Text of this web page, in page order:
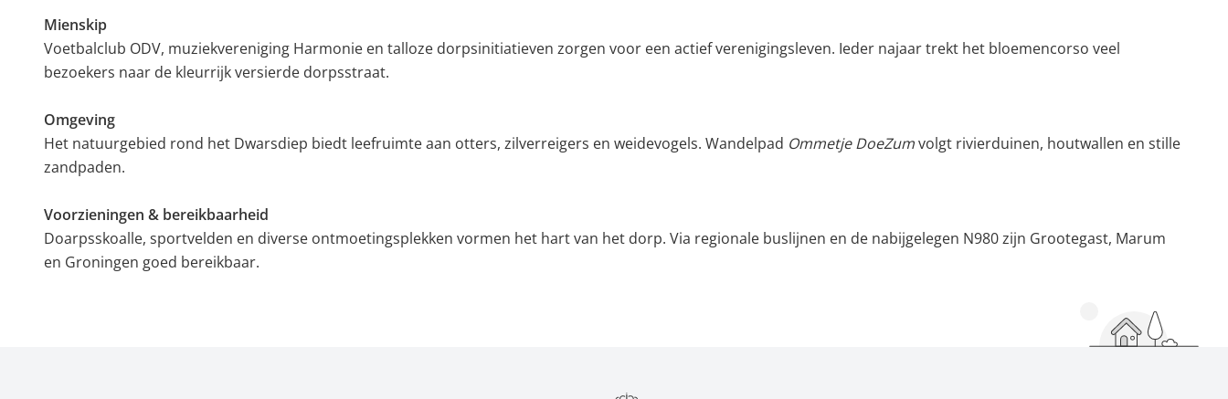
Mienskip
Voetbalclub ODV, muziekvereniging Harmonie en talloze dorpsinitiatieven zorgen voor een actief verenigingsleven. Ieder najaar trekt het bloemencorso veel
bezoekers naar de kleurrijk versierde dorpsstraat.
Omgeving
Het natuurgebied rond het Dwarsdiep biedt leefruimte aan otters, zilverreigers en weidevogels. Wandelpad Ommetje DoeZumvolgt rivierduinen, houtwallen en stille
zandpaden.
Voorzieningen & bereikbaarheid
Doarpsskoalle, sportvelden en diverse ontmoetingsplekken vormen het hart van het dorp. Via regionale buslijnen en de nabijgelegen N980 zijn Grootegast, Marum
en Groningen goed bereikbaar.